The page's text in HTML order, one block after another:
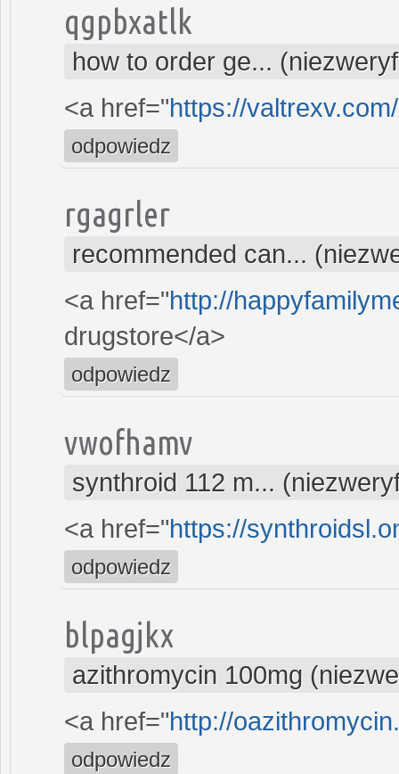
qgpbxatlk
how to order ge...
<a href="https://
odpowiedz
rgagrler
recommended can...
<a href="http://
drugstore</a>
odpowiedz
vwofhamv
synthroid 112 m...
<a href="https://
odpowiedz
blpagjkx
azithromycin 100mg
<a href="http://
odpowiedz